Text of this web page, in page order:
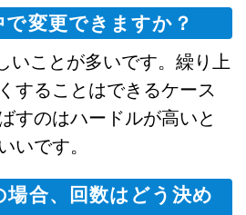
変更できますか？
いことが多いです。繰り上
することはできるケース
すのはハードルが高いと
いです。
合、回数はどう決め